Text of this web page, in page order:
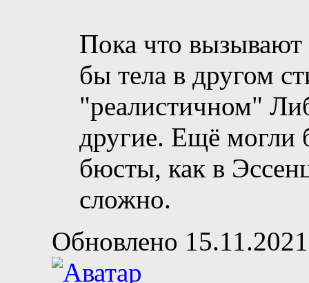
Пока что
бы тела в другом
"реалистичном"
другие. Ещё могли
бюсты, как в
сложно.
Обновлено